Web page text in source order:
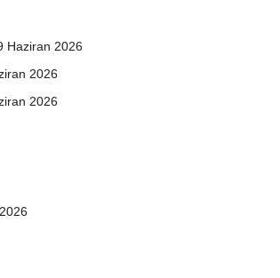
Haziran 2026
2026
2026